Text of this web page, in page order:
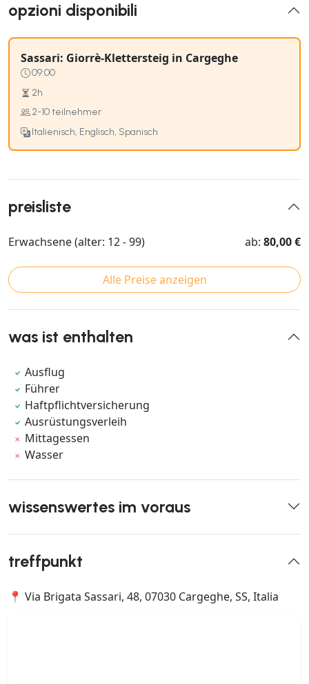
opzioni disponibili
Sassari: Giorrè-Klettersteig in Cargeghe
09:00
2h
2-10 teilnehmer
Italienisch, Englisch, Spanisch
preisliste
Erwachsene (alter: 12 - 99) ab: 80,00 €
Alle Preise anzeigen
was ist enthalten
Ausflug
Führer
Haftpflichtversicherung
Ausrüstungsverleih
Mittagessen
Wasser
wissenswertes im voraus
treffpunkt
📍 Via Brigata Sassari, 48, 07030 Cargeghe, SS, Italia